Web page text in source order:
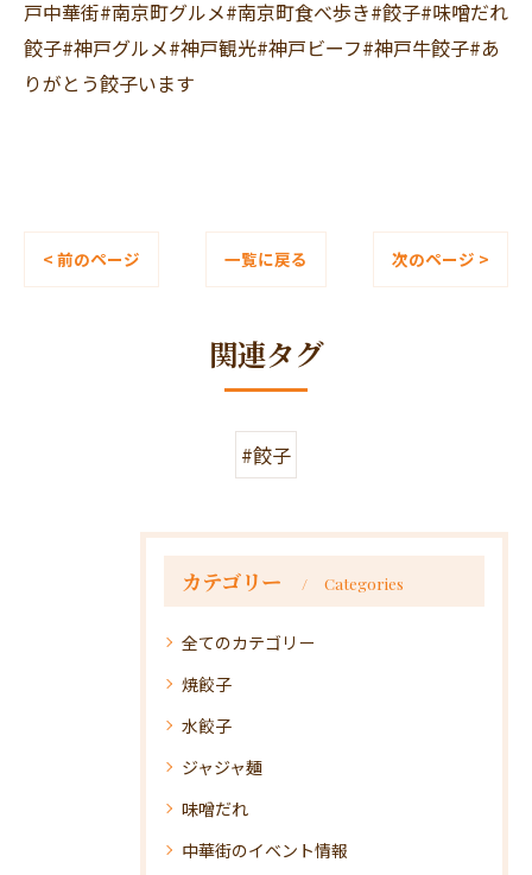
戸中華街#南京町グルメ#南京町食べ歩き#餃子#味噌だれ
餃子#神戸グルメ#神戸観光#神戸ビーフ#神戸牛餃子#あ
りがとう餃子います
< 前のページ 一覧に戻る 次のページ >
関連タグ
#餃子
カテゴリー Categories
全てのカテゴリー
焼餃子
水餃子
ジャジャ麺
味噌だれ
中華街のイベント情報